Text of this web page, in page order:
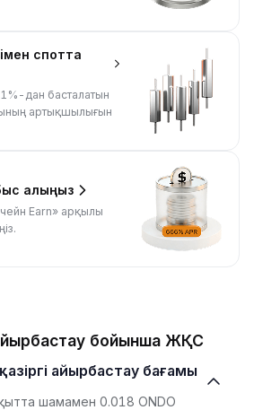
спотта
дан басталатын
артықшылығын
алыңыз
Earn» арқылы
бойынша ЖҚС
шамамен 0.018 ONDO